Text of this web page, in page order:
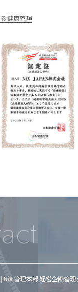
健康管理
NiX 管理本部 経営企画管理